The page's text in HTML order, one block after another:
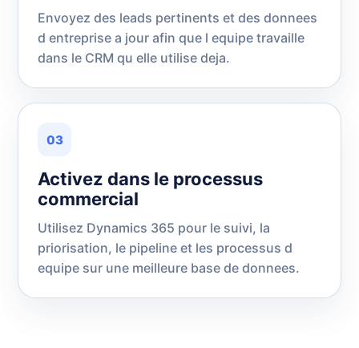
Envoyez des leads pertinents et des donnees
d entreprise a jour afin que l equipe travaille
dans le CRM qu elle utilise deja.
03
Activez dans le processus
commercial
Utilisez Dynamics 365 pour le suivi, la
priorisation, le pipeline et les processus d
equipe sur une meilleure base de donnees.